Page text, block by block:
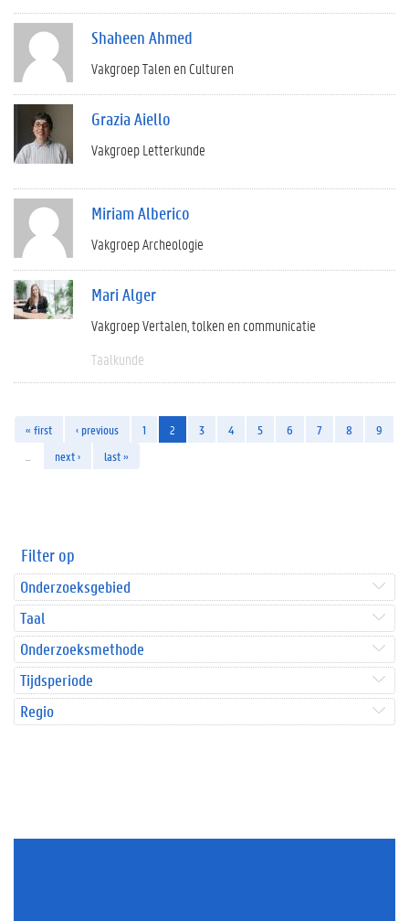
Shaheen Ahmed
Vakgroep Talen en Culturen
Grazia Aiello
Vakgroep Letterkunde
Miriam Alberico
Vakgroep Archeologie
Mari Alger
Vakgroep Vertalen, tolken en communicatie
Taalkunde
« first ‹ previous 1 2 3 4 5 6 7 8
9
next › last »
Filter op
Onderzoeksgebied
Taal
Onderzoeksmethode
Tijdsperiode
Regio